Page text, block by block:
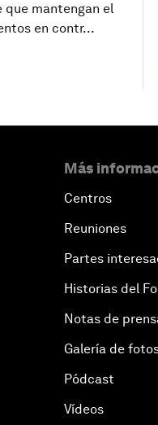
que mantengan el
en contr...
Más
Centros
Reuniones
Partes
Historias del
Notas de
Galería de
Pódcast
Vídeos